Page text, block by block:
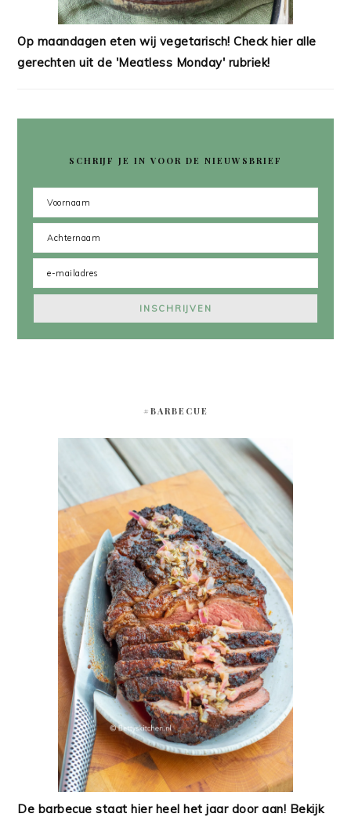
Op maandagen eten wij vegetarisch! Check hier alle
gerechten uit de 'Meatless Monday' rubriek!
SCHRIJF JE IN VOOR DE NIEUWSBRIEF
#BARBECUE
De barbecue staat hier heel het jaar door aan! Bekijk